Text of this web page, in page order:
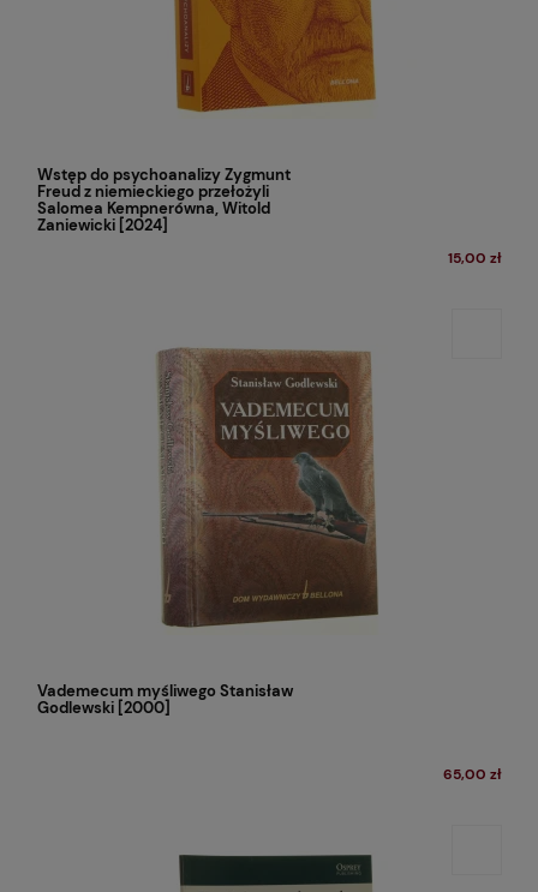
Wstęp do psychoanalizy Zygmunt
Freud z niemieckiego przełożyli
Salomea Kempnerówna, Witold
Zaniewicki [2024]
15,00 zł
Vademecum myśliwego Stanisław
Godlewski [2000]
65,00 zł